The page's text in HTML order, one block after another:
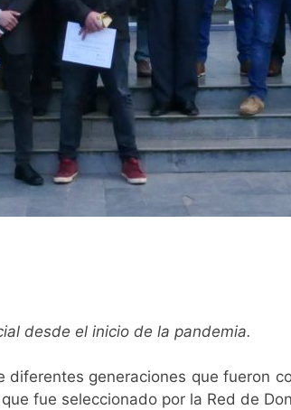
desde el inicio de la pandemia.
generaciones que fueron
fue seleccionado por la Red de